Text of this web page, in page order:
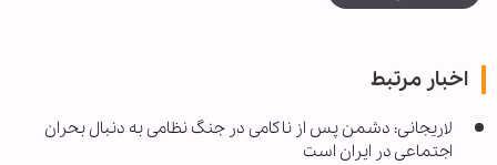
اخبار مرتبط
لاریجانی: دشمن پس از ناکامی در جنگ نظامی به دنبال بحران
اجتماعی در ایران است